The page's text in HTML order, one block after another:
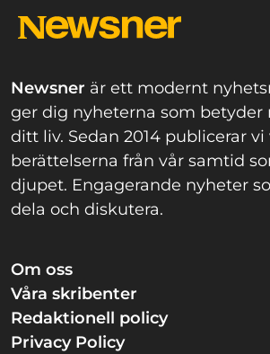
Newsner är ett modernt
ger dig nyheterna som betyder
ditt liv. Sedan 2014 publicerar vi
berättelserna från vår samtid
djupet. Engagerande nyheter
dela och diskutera.
Om oss
Våra skribenter
Redaktionell policy
Privacy Policy